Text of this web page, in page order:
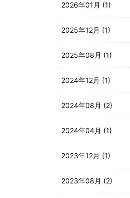
2026年01月 (1)
2025年12月 (1)
2025年08月 (1)
2024年12月 (1)
2024年08月 (2)
2024年04月 (1)
2023年12月 (1)
2023年08月 (2)